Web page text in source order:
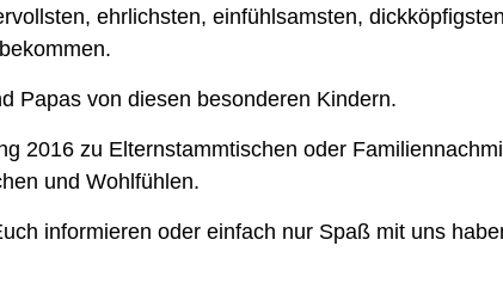
ehrlichsten, einfühlsamsten,
Papas von diesen besonderen Kindern.
2016 zu Elternstammtischen oder
und Wohlfühlen.
informieren oder einfach nur Spaß mit uns